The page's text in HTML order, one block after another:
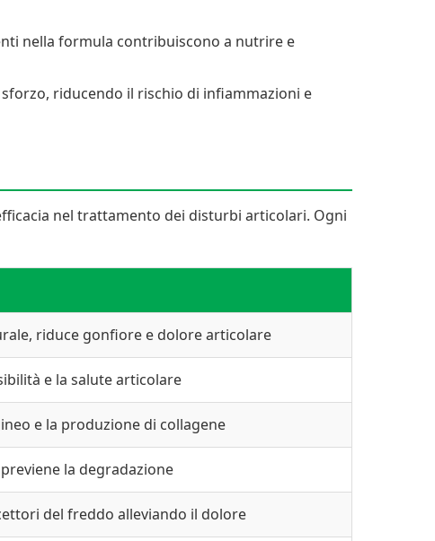
nella formula contribuiscono a nutrire e
riducendo il rischio di infiammazioni e
nel trattamento dei disturbi articolari. Ogni
riduce gonfiore e dolore articolare
e la salute articolare
e la produzione di collagene
la degradazione
del freddo alleviando il dolore